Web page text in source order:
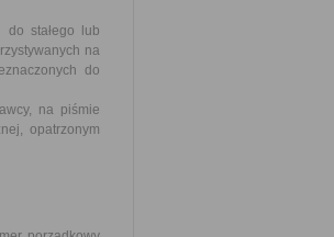
do stałego lub
na
do
na piśmie
opatrzonym